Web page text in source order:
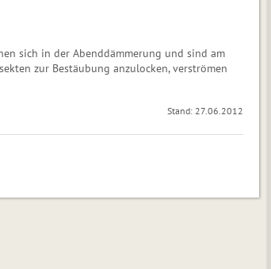
sich in der Abenddämmerung und sind am
zur Bestäubung anzulocken, verströ­men
Stand: 27.06.2012